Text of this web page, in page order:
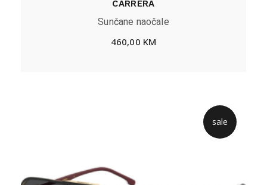
CARRERA
Sunčane naočale
460,00 KM
sale